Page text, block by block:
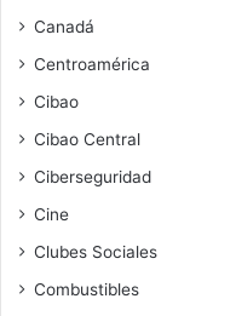
Canadá
Centroamérica
Cibao
Cibao Central
Ciberseguridad
Cine
Clubes Sociales
Combustibles